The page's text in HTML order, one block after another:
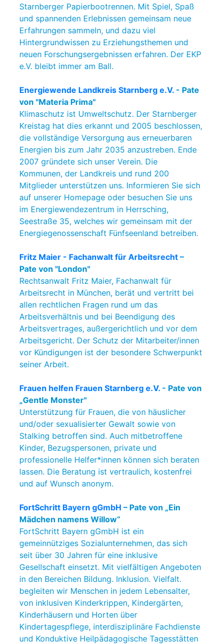
Starnberger Papierbootrennen. Mit Spiel, Spaß
und spannenden Erlebnissen gemeinsam neue
Erfahrungen sammeln, und dazu viel
Hintergrundwissen zu Erziehungsthemen und
neuen Forschungsergebnissen erfahren. Der EKP
e.V. bleibt immer am Ball.
Energiewende Landkreis Starnberg e.V. - Pate
von "Materia Prima"
Klimaschutz ist Umweltschutz. Der Starnberger
Kreistag hat dies erkannt und 2005 beschlossen,
die vollständige Versorgung aus erneuerbaren
Energien bis zum Jahr 2035 anzustreben. Ende
2007 gründete sich unser Verein. Die
Kommunen, der Landkreis und rund 200
Mitglieder unterstützen uns. Informieren Sie sich
auf unserer Homepage oder besuchen Sie uns
im Energiewendezentrum in Herrsching,
Seestraße 35, welches wir gemeinsam mit der
Energiegenossenschaft Fünfseenland betreiben.
Fritz Maier - Fachanwalt für Arbeitsrecht –
Pate von "London"
Rechtsanwalt Fritz Maier, Fachanwalt für
Arbeitsrecht in München, berät und vertritt bei
allen rechtlichen Fragen rund um das
Arbeitsverhältnis und bei Beendigung des
Arbeitsvertrages, außergerichtlich und vor dem
Arbeitsgericht. Der Schutz der Mitarbeiter/innen
vor Kündigungen ist der besondere Schwerpunkt
seiner Arbeit.
Frauen helfen Frauen Starnberg e.V. - Pate von
„Gentle Monster"
Unterstützung für Frauen, die von häuslicher
und/oder sexualisierter Gewalt sowie von
Stalking betroffen sind. Auch mitbetroffene
Kinder, Bezugspersonen, private und
professionelle Helfer*innen können sich beraten
lassen. Die Beratung ist vertraulich, kostenfrei
und auf Wunsch anonym.
FortSchritt Bayern gGmbH – Pate von „Ein
Mädchen namens Willow“
FortSchritt Bayern gGmbH ist ein
gemeinnütziges Sozialunternehmen, das sich
seit über 30 Jahren für eine inklusive
Gesellschaft einsetzt. Mit vielfältigen Angeboten
in den Bereichen Bildung. Inklusion. Vielfalt.
begleiten wir Menschen in jedem Lebensalter,
von inklusiven Kinderkrippen, Kindergärten,
Kinderhäusern und Horten über
Kindertagespflege, interdisziplinäre Fachdienste
und Konduktive Heilpädagogische Tagesstätten